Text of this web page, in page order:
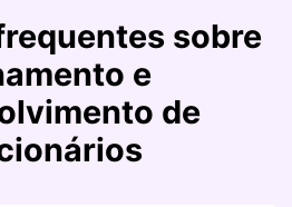
sobre
e
de